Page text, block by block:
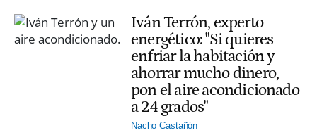
Iván Terrón, experto
energético: "Si quieres
enfriar la habitación y
ahorrar mucho dinero,
pon el aire acondicionado
a 24 grados"
Nacho Castañón